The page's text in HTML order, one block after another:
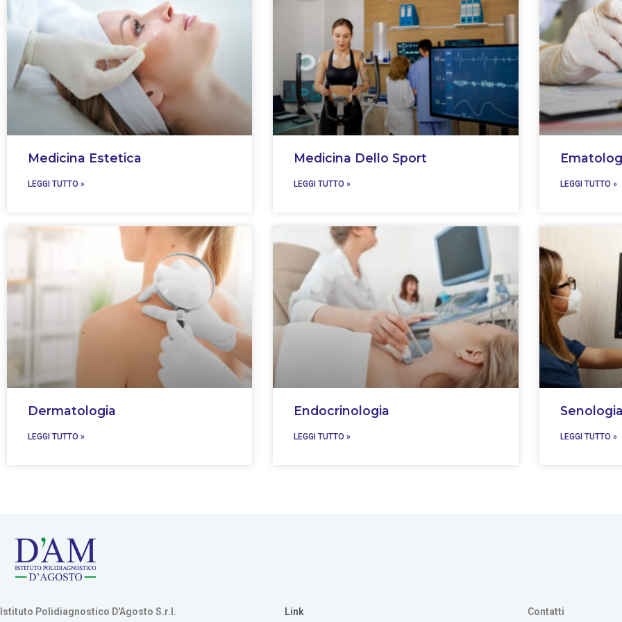
Medicina Estetica
LEGGI TUTTO »
Medicina Dello Sport
LEGGI TUTTO » LEGGI TUTTO »
Dermatologia
LEGGI TUTTO »
Endocrinologia
LEGGI TUTTO » LEGGI TUTTO »
Istituto Polidiagnostico D'Agosto S.r.l. Link Contatti